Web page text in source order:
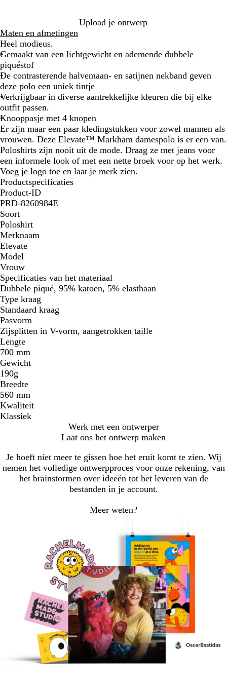
u
w
/
A
n
t
r
a
c
i
e
t
/
Z
w
a
r
t
c
i
e
t
g
r
i
j
s
/
a
n
t
r
a
c
i
e
t
r
a
c
i
e
t
Upload je ontwerp
Maten en afmetingen
Heel modieus.
Gemaakt van een lichtgewicht en ademende dubbele
piquéstof
De contrasterende halvemaan- en satijnen nekband geven
deze polo een uniek tintje
Verkrijgbaar in diverse aantrekkelijke kleuren die bij elke
outfit passen.
Knooppasje met 4 knopen
Er zijn maar een paar kledingstukken voor zowel mannen als
vrouwen. Deze Elevate™ Markham damespolo is er een van.
Poloshirts zijn nooit uit de mode. Draag ze met jeans voor
een informele look of met een nette broek voor op het werk.
Voeg je logo toe en laat je merk zien.
Productspecificaties
Product-ID
PRD-8260984E
Soort
Poloshirt
Merknaam
Elevate
Model
Vrouw
Specificaties van het materiaal
Dubbele piqué, 95% katoen, 5% elasthaan
Type kraag
Standaard kraag
Pasvorm
Zijsplitten in V-vorm, aangetrokken taille
Lengte
700 mm
Gewicht
190g
Breedte
560 mm
Kwaliteit
Klassiek
Werk met een ontwerper
Laat ons het ontwerp maken
Je hoeft niet meer te gissen hoe het eruit komt te zien. Wij
nemen het volledige ontwerpproces voor onze rekening, van
het brainstormen over ideeën tot het leveren van de
bestanden in je account.
Meer weten?